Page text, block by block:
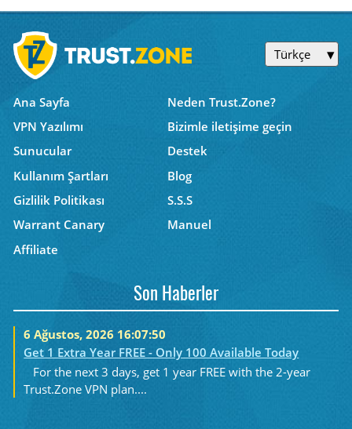
Türkçe
Ana Sayfa
Neden Trust.Zone?
VPN Yazılımı
Bizimle iletişime geçin
Sunucular
Destek
Kullanım Şartları
Blog
Gizlilik Politikası
S.S.S
Warrant Canary
Manuel
Affiliate
Son Haberler
6 Ağustos, 2026 16:07:50
Get 1 Extra Year FREE - Only 100 Available Today
For the next 3 days, get 1 year FREE with the 2-year
Trust.Zone VPN plan....